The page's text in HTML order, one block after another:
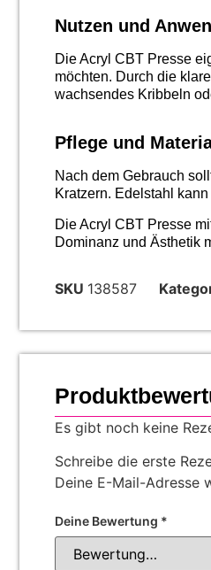
Nutzen und
Die Acryl CBT Presse
möchten. Durch die
wachsendes Kribbeln
Pflege und
Nach dem Gebrauch
Kratzern. Edelstahl
Die Acryl CBT Presse
Dominanz und Ästhetik
SKU 138587
Es gibt noch keine
Schreibe die erste
Deine E-Mail-Adresse
Deine Bewertung *